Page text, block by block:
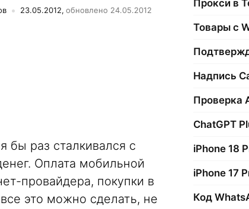
23.05.2012, обновлено 24.05.2012
бы раз сталкивался с
Оплата мобильной
провайдера, покупки в
это можно сделать, не
Прокси в
Товары с
Надпись
Проверка
ChatGPT
iPhone 18
iPhone 17
Код